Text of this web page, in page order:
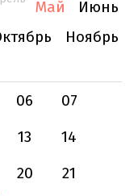
Май
Июнь
Ноябрь
06
07
13
14
20
21